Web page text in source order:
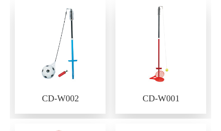
CD-W002 CD-W001